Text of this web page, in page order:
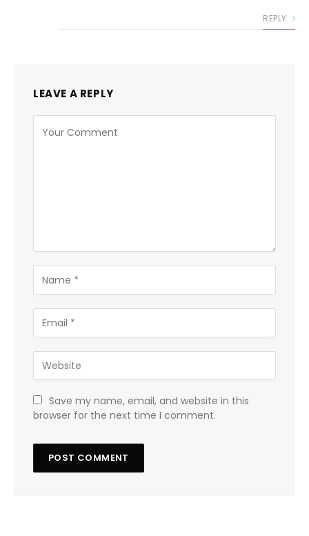
REPLY
LEAVE A REPLY
Save my name, email, and website in this
browser for the next time I comment.